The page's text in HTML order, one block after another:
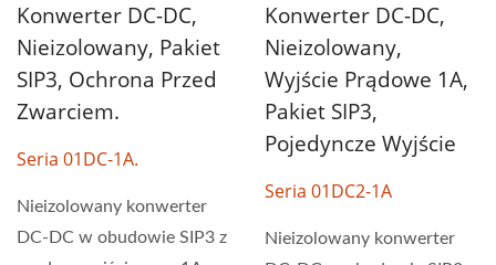
Konwerter DC-DC,
Nieizolowany, Pakiet
SIP3, Ochrona Przed
Zwarciem.
Seria 01DC-1A.
Nieizolowany konwerter
DC-DC w obudowie SIP3 z
Konwerter DC-DC,
Nieizolowany,
Wyjście Prądowe 1A,
Pakiet SIP3,
Pojedyncze Wyjście
Seria 01DC2-1A
Nieizolowany konwerter